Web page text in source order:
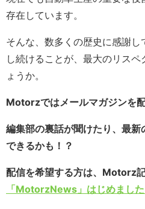
存在しています。
そんな、数多くの歴史に感謝
し続けることが、最大のリス
ょうか。
Motorzではメールマガジンを配
編集部の裏話が聞けたり、最
できるかも！？
配信を希望する方は、Motorz
「MotorzNews」はじめました